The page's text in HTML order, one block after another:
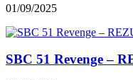
01/09/2025
SBC 51 Revenge –